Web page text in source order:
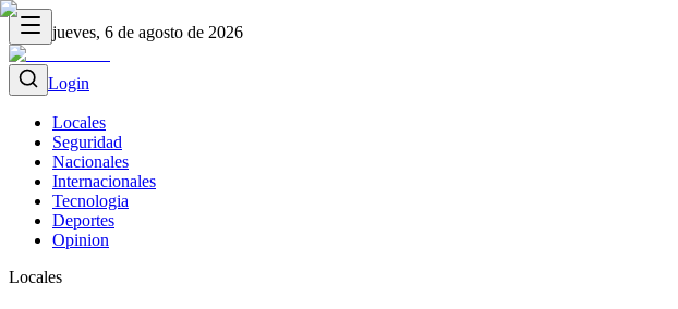
jueves, 6 de agosto de 2026
Login
Locales
Seguridad
Nacionales
Internacionales
Tecnologia
Deportes
Opinion
Locales